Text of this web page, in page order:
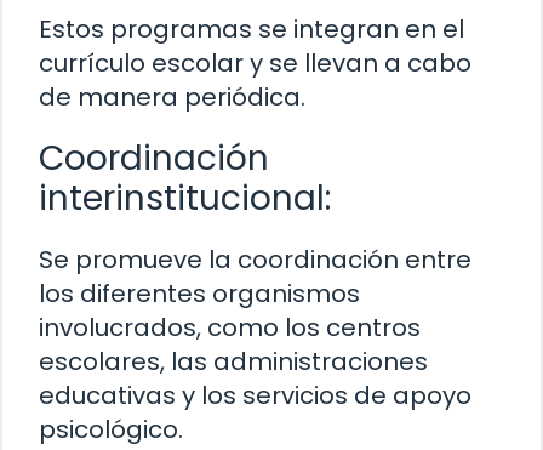
Estos programas se integran en el
currículo escolar y se llevan a cabo
de manera periódica.
Coordinación
interinstitucional:
Se promueve la coordinación entre
los diferentes organismos
involucrados, como los centros
escolares, las administraciones
educativas y los servicios de apoyo
psicológico.